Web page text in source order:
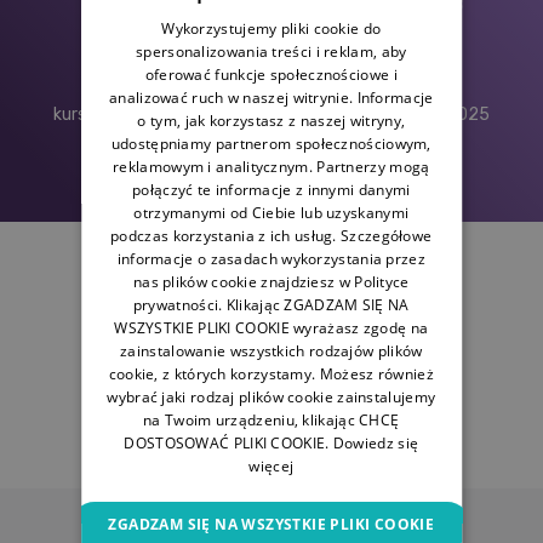
Najczęściej wybierane kursy
107.636
kursów zrealizowanych na portalu w latach 2024-2025
Poznaj opinie naszych
absolwentów!
Wykorzystujemy pliki cookie do
spersonalizowania treści i reklam, aby
oferować funkcje społecznościowe i
analizować ruch w naszej witrynie. Informacje
o tym, jak korzystasz z naszej witryny,
udostępniamy partnerom społecznościowym,
reklamowym i analitycznym. Partnerzy mogą
połączyć te informacje z innymi danymi
otrzymanymi od Ciebie lub uzyskanymi
podczas korzystania z ich usług. Szczegółowe
informacje o zasadach wykorzystania przez
nas plików cookie znajdziesz w Polityce
prywatności. Klikając ZGADZAM SIĘ NA
WSZYSTKIE PLIKI COOKIE wyrażasz zgodę na
zainstalowanie wszystkich rodzajów plików
cookie, z których korzystamy. Możesz również
wybrać jaki rodzaj plików cookie zainstalujemy
na Twoim urządzeniu, klikając CHCĘ
DOSTOSOWAĆ PLIKI COOKIE. Dowiedz się
więcej
ZGADZAM SIĘ NA WSZYSTKIE PLIKI COOKIE